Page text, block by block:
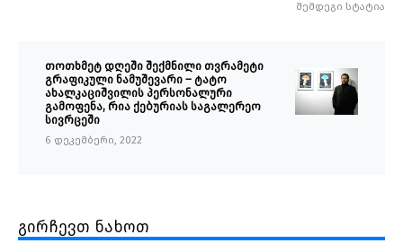
შემდეგი სტატია
თოთხმეტ დღეში შექმნილი თვრამეტი
გრაფიკული ნამუშევარი – ტატო
ახალკაციშვილის პერსონალური
გამოფენა, რია ქებურიას საგალერეო
სივრცეში
6 დეკემბერი, 2022
გირჩევთ ნახოთ